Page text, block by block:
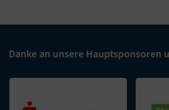
Danke an unsere Hauptsponsoren